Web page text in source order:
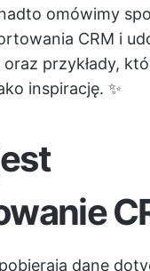
omówimy
CRM i
przykłady,
inspirację. ✨
dane